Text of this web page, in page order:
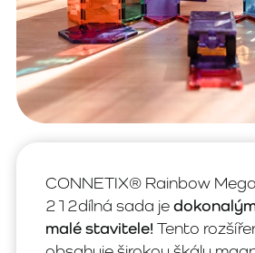
CONNETIX® Rainbow
212dílná sada je
malé stavitele! Tento